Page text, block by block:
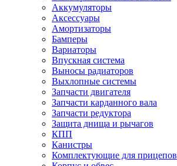
Аккумуляторы
Аксессуары
Амортизаторы
Бамперы
Вариаторы
Впускная система
Выносы радиаторов
Выхлопные системы
Запчасти двигателя
Запчасти карданного вала
Запчасти редуктора
Защита днища и рычагов
КПП
Канистры
Комплектующие для прицепов